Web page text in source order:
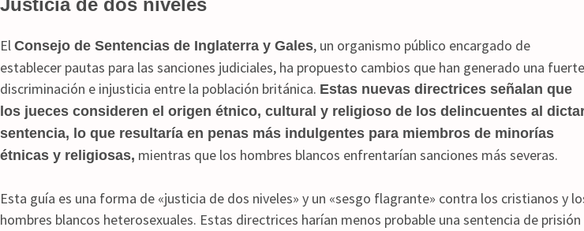
Justicia de dos niveles​
El Consejo de Sentencias de Inglaterra y Gales, un organismo público encargado de
establecer pautas para las sanciones judiciales, ha propuesto cambios que han generado una fuerte
discriminación e injusticia entre la población británica. Estas nuevas directrices señalan que
los jueces consideren el origen étnico, cultural y religioso de los delincuentes al
sentencia, lo que resultaría en penas más indulgentes para miembros de minorías
étnicas y religiosas, mientras que los hombres blancos enfrentarían sanciones más severas.
Esta guía es una forma de «justicia de dos niveles» y un «sesgo flagrante» contra los cristianos y
hombres blancos heterosexuales. Estas directrices harían menos probable una sentencia de prisión